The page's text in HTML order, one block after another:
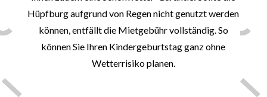
Hüpfburg aufgrund von Regen nicht genutzt werden
können, entfällt die Mietgebühr vollständig. So
können Sie Ihren Kindergeburtstag ganz ohne
Wetterrisiko planen.